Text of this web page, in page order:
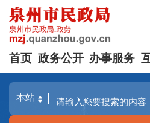
首页 政务公开 办事服务